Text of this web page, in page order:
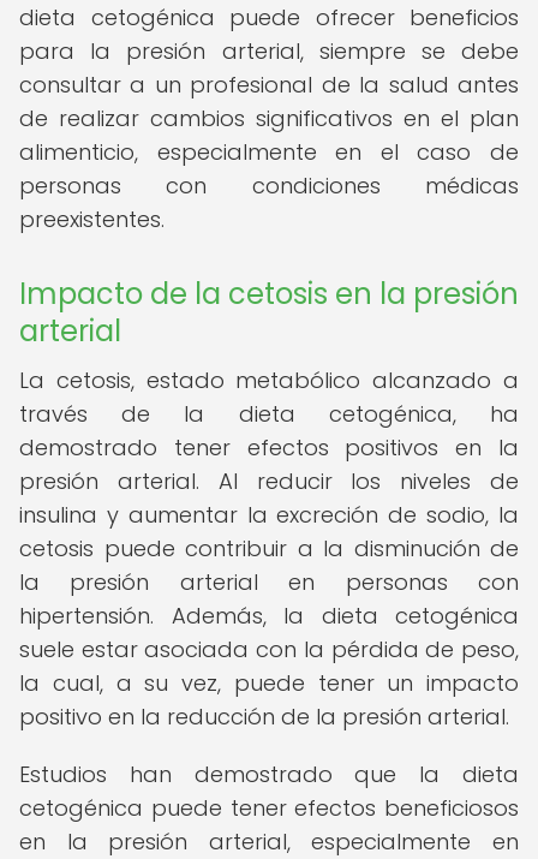
dieta cetogénica puede ofrecer beneficios
para la presión arterial, siempre se debe
consultar a un profesional de la salud antes
de realizar cambios significativos en el plan
alimenticio, especialmente en el caso de
personas con condiciones médicas
preexistentes.
Impacto de la cetosis en la presión
arterial
La cetosis, estado metabólico alcanzado a
través de la dieta cetogénica, ha
demostrado tener efectos positivos en la
presión arterial. Al reducir los niveles de
insulina y aumentar la excreción de sodio, la
cetosis puede contribuir a la disminución de
la presión arterial en personas con
hipertensión. Además, la dieta cetogénica
suele estar asociada con la pérdida de peso,
la cual, a su vez, puede tener un impacto
positivo en la reducción de la presión arterial.
Estudios han demostrado que la dieta
cetogénica puede tener efectos beneficiosos
en la presión arterial, especialmente en